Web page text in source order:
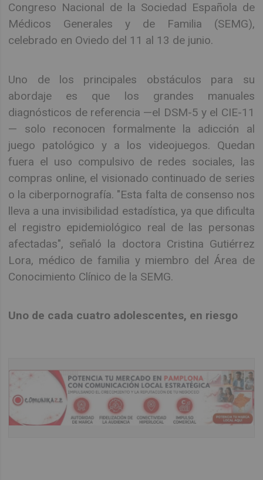
Congreso Nacional de la Sociedad Española de
Médicos Generales y de Familia (SEMG),
celebrado en Oviedo del 11 al 13 de junio.
Uno de los principales obstáculos para su
abordaje es que los grandes manuales
diagnósticos de referencia —el DSM-5 y el CIE-11
— solo reconocen formalmente la adicción al
juego patológico y a los videojuegos. Quedan
fuera el uso compulsivo de redes sociales, las
compras online, el visionado continuado de series
o la ciberpornografía. "Esta falta de consenso nos
lleva a una invisibilidad estadística, ya que dificulta
el registro epidemiológico real de las personas
afectadas", señaló la doctora Cristina Gutiérrez
Lora, médico de familia y miembro del Área de
Conocimiento Clínico de la SEMG.
Uno de cada cuatro adolescentes, en riesgo